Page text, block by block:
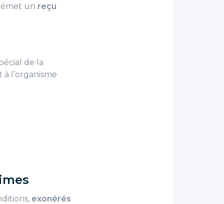
émet un reçu
de la
l’organisme
exonérés